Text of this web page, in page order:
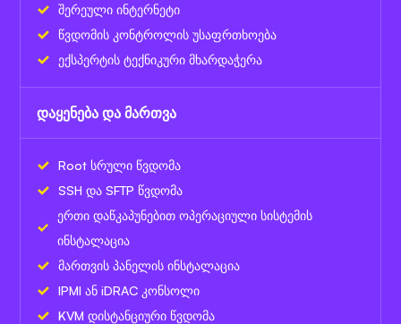
შერეული ინტერნეტი
წვდომის კონტროლის უსაფრთხოება
ექსპერტის ტექნიკური მხარდაჭერა
დაყენება და მართვა
Root სრული წვდომა
SSH და SFTP წვდომა
ერთი დაწკაპუნებით ოპერაციული სისტემის
ინსტალაცია
მართვის პანელის ინსტალაცია
IPMI ან iDRAC კონსოლი
KVM დისტანციური წვდომა